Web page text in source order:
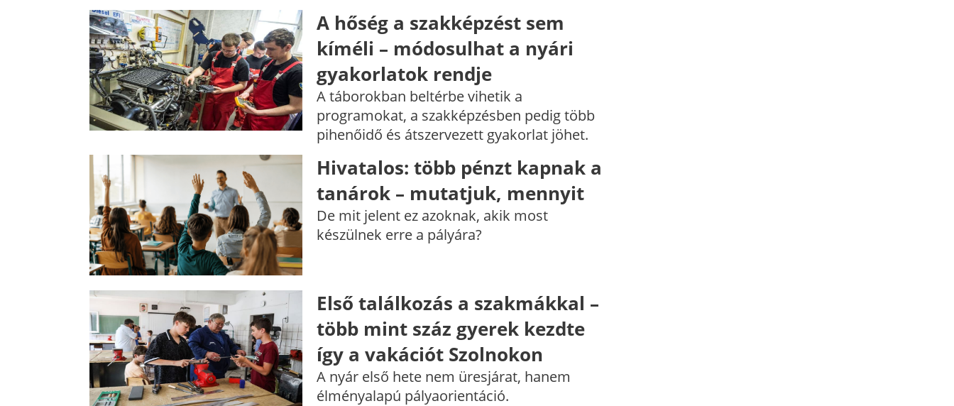
A hőség a szakképzést sem
kíméli – módosulhat a nyári
gyakorlatok rendje
A táborokban beltérbe vihetik a
programokat, a szakképzésben pedig több
pihenőidő és átszervezett gyakorlat jöhet.
Hivatalos: több pénzt kapnak a
tanárok – mutatjuk, mennyit
De mit jelent ez azoknak, akik most
készülnek erre a pályára?
Első találkozás a szakmákkal –
több mint száz gyerek kezdte
így a vakációt Szolnokon
A nyár első hete nem üresjárat, hanem
élményalapú pályaorientáció.